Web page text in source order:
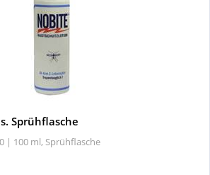
Sprühflasche
| 100 ml, Sprühflasche